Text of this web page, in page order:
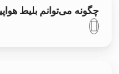
چگونه می‌توانم بلیط